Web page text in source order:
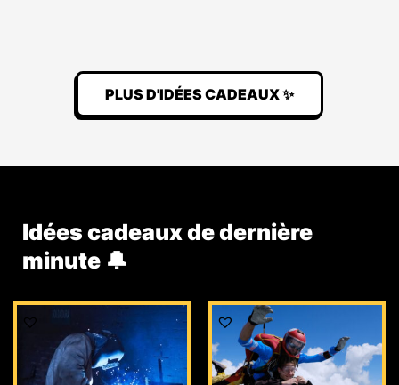
PLUS D'IDÉES CADEAUX ✨
Idées cadeaux de dernière
minute 🔔